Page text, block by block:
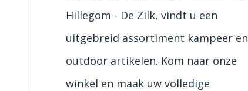
Hillegom - De Zilk, vindt u een
uitgebreid assortiment kampeer en
outdoor artikelen. Kom naar onze
winkel en maak uw volledige